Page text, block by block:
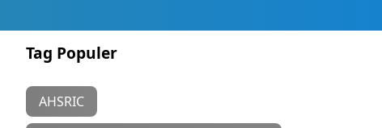
Tag Populer
AHSRIC